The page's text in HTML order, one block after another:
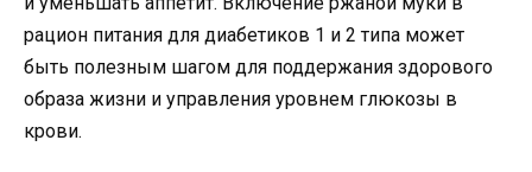
рацион питания для диабетиков 1 и 2 типа может
быть полезным шагом для поддержания здорового
образа жизни и управления уровнем глюкозы в
крови.